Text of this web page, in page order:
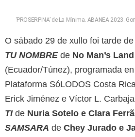
‘PROSERPINA’ de La Mínima. ABANEA 2023.
O sábado 29 de xullo foi tarde
TU NOMBREde No Man’s
(Ecuador/Túnez), programada
Plataforma SóLODOS Costa
Erick Jiménez e Víctor L.
TI de Nuria Sotelo e Clara
SAMSARA de Chey Jurado e